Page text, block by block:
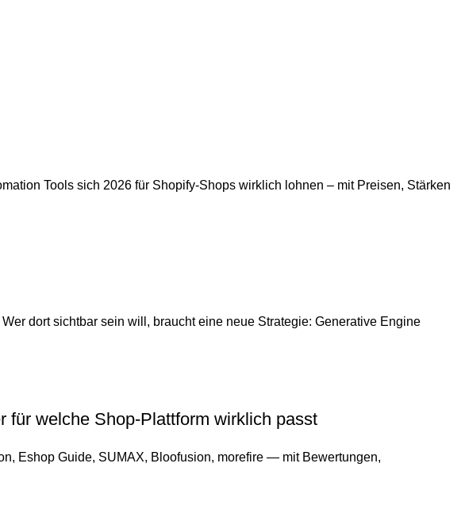
Tools sich 2026 für Shopify-Shops wirklich lohnen – mit Preisen, Stärken
dort sichtbar sein will, braucht eine neue Strategie: Generative Engine
für welche Shop-Plattform wirklich passt
Eshop Guide, SUMAX, Bloofusion, morefire — mit Bewertungen,